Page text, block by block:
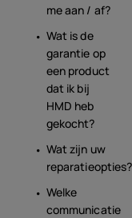
me aan / af?
Wat is de
garantie op
een product
dat ik bij
HMD heb
gekocht?
Wat zijn uw
reparatieopties?
Welke
communicatie